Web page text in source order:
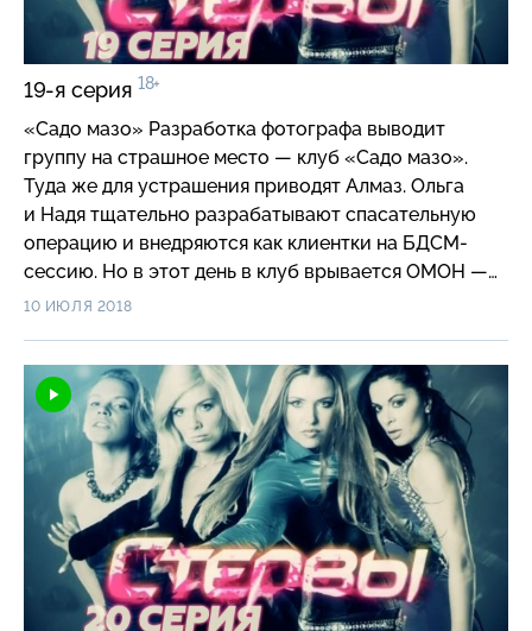
19-я серия 18+
«Садо мазо» Разработка фотографа выводит
группу на страшное место — клуб «Садо мазо».
Туда же для устрашения приводят Алмаз. Ольга
и Надя тщательно разрабатывают спасательную
операцию и внедряются как клиентки на БДСМ-
сессию. Но в этот день в клуб врывается ОМОН —
как выясняется, уголовный розыск параллельно
10 ИЮЛЯ 2018